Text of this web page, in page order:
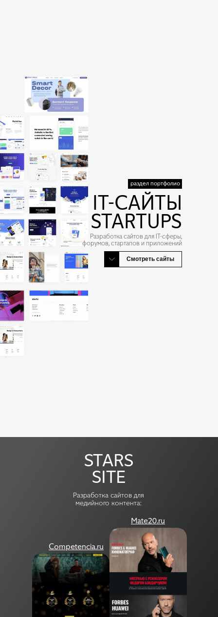
Смотреть сайты
IT-САЙТЫ
STARTUPS
Разработка сайтов для IT-сферы,
форумов, стартапов и приложений
раздел портфолио
STARS
SITE
Mate20.ru
Разработка сайтов для
медийного контента:
Competencia.ru
Spacequant
Degree